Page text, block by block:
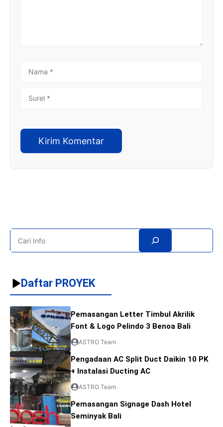
NAMA
SUREL
Daftar PROYEK
Pemasangan Letter Timbul Akrilik
Font & Logo Pelindo 3 Benoa Bali
ASTRO Team
Pengadaan AC Split Duct Daikin 10 PK
+ Instalasi Ducting AC
ASTRO Team
Pemasangan Signage Dash Hotel
Seminyak Bali